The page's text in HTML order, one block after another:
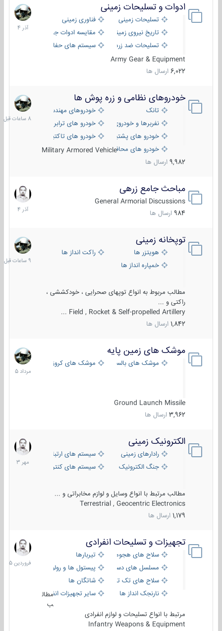
ادوات و تسلیحات زمینی
تسلیحات زمینی
فناوری زمینی
تاریخ نیروی زمینی
مقایسه ادوات جنگی
تسلیحات ضد زره
سیستم های حفاظت فعال
Army Gear & Equipment
6,022 ارسال ها
21
آذر
1404
خودروهای نظامی و زره پوش ها
تانک
خودروهای مهندسی
نفربرها و خودروی های رزمی پیاده نظام
خودرو های ترابری نظامی
خودرو های پشتیبانی آتش ، شناسایی و ضد تانک
خودرو های تاکتیکی نظامی
خودرو های محافظت شدهMilitary Armored Vehicle
9,982 ارسال ها
8
ساعات
قبل
مباحث جامع زرهی
General Armorial Discussions
984 ارسال ها
7
آذر
1404
توپخانه زمینی
هویتزر ها
راکت انداز ها
خمپاره انداز ها
مطالب مربوط به انواع توپهای صحرایی ، خودکششی ،
راکتی و ...
Field , Rocket & Self-propelled Artillery ...
1,842 ارسال ها
9
ساعات
قبل
موشک های زمین پایه
موشک های بالستیک موشک های کروز
Ground Launch Missile
3,962 ارسال ها
2
مرداد
1405
الکترونیک زمینی
رادارهای زمینی
سیستم های ارتباطی و جمع آوری
جنگ الکترونیک
سیستم های کنترل آتش و تجهیزات
مطالب مرتبط با انواع وسایل و لوازم مخابراتی و ...
Terrestrial , Geocentric Electronics
1,179 ارسال ها
1
مهر
1403
تجهیزات و تسلیحات انفرادی
سلاح های هجومی
تیربارها
مسلسل های دستی
پیستول ها و رولورها
سلاح های تک تیر اندازیشاتگان ها
نارنجک انداز ها
سایر تجهیزات انفرادی
مطال
ب
مرتبط با انواع تسلیحات و لوازم انفرادی
Infantry Weapons & Equipment
17
فروردین
1405